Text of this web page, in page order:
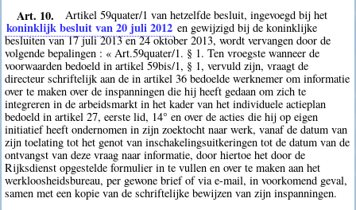
Art. 10. Artikel 59quater/1 van hetzelfde besluit, ingevoegd bij het
koninklijk besluit van 20 juli 2012 en gewijzigd bij de koninklijke
besluiten van 17 juli 2013 en 24 oktober 2013, wordt vervangen door de
volgende bepalingen : « Art.59quater/1. § 1. Ten vroegste wanneer de
voorwaarden bedoeld in artikel 59bis/1, § 1, vervuld zijn, vraagt de
directeur schriftelijk aan de in artikel 36 bedoelde werknemer om informatie
over te maken over de inspanningen die hij heeft gedaan om zich te
integreren in de arbeidsmarkt in het kader van het individuele actieplan
bedoeld in artikel 27, eerste lid, 14° en over de acties die hij op eigen
initiatief heeft ondernomen in zijn zoektocht naar werk, vanaf de datum van
zijn toelating tot het genot van inschakelingsuitkeringen tot de datum van de
ontvangst van deze vraag naar informatie, door hiertoe het door de
Rijksdienst opgestelde formulier in te vullen en over te maken aan het
werkloosheidsbureau, per gewone brief of via e-mail, in voorkomend geval,
samen met een kopie van de schriftelijke bewijzen van zijn inspanningen.